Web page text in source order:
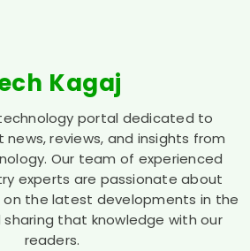
Kagaj
portal dedicated to
reviews, and insights from
Our team of experienced
experts are passionate about
the latest developments in the
that knowledge with our
readers.